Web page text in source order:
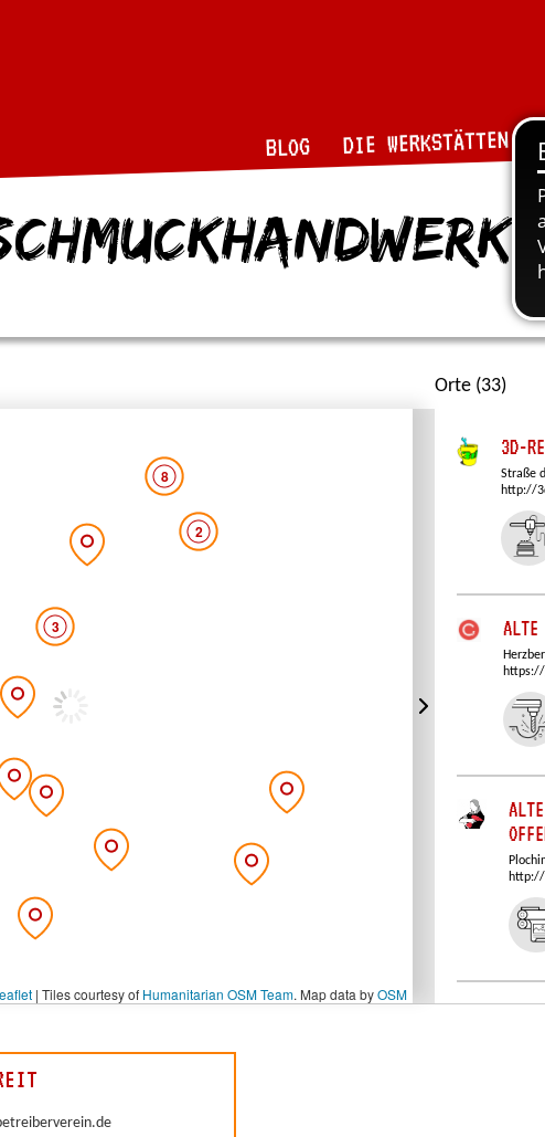
BLOG DIE WERKSTÄTTEN